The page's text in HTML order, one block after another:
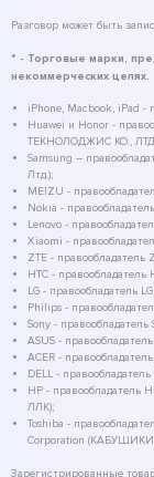
Разговор может быть
* - Торговые марки,
некоммерческих целях.
iPhone, Macbook, iPad -
Huawei и Honor -
ТЕКНОЛОДЖИС КО.,
Samsung –
Лтд.);
MEIZU -
Nokia -
Lenovo -
Xiaomi -
ZTE - правообладатель
HTC -
LG - правообладатель
Philips -
Sony -
ASUS -
ACER -
DELL -
HP - правообладатель
ЛЛК);
Toshiba -
Corporation
Зарегистрированные